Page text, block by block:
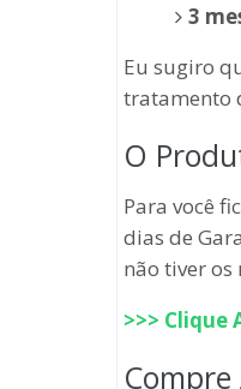
3
Eu sugiro
tratamento
O
Para você
dias de
não tiver os
>>> Clique